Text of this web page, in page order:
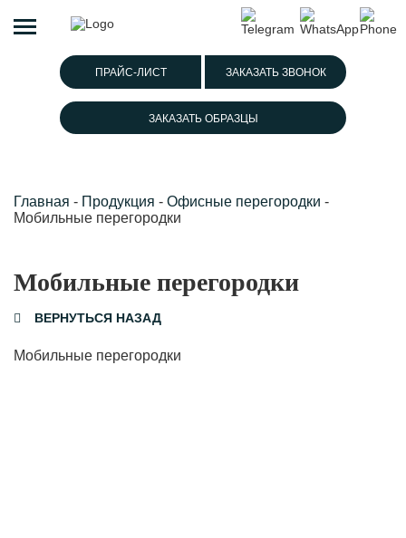
ПРАЙС-ЛИСТ ЗАКАЗАТЬ ЗВОНОК
ЗАКАЗАТЬ ОБРАЗЦЫ
Главная - Продукция - Офисные перегородки -
Мобильные перегородки
Мобильные перегородки
ВЕРНУТЬСЯ НАЗАД
Мобильные перегородки